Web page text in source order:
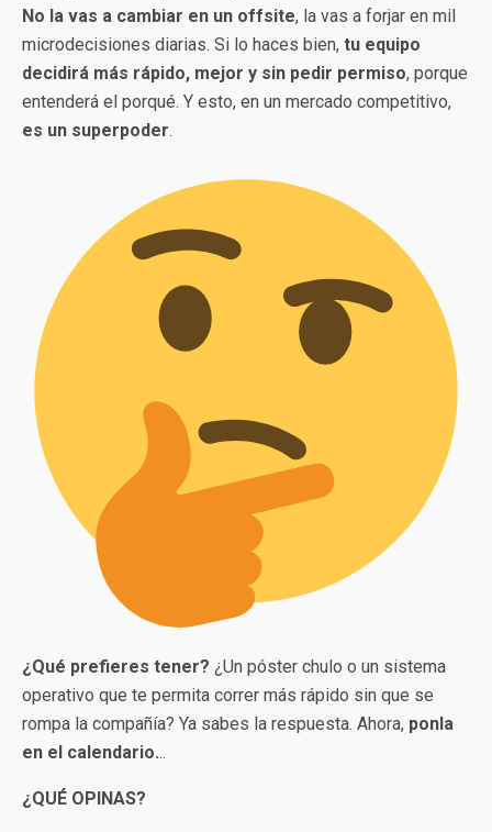
No la vas a cambiar en un offsite, la vas a forjar en mil
microdecisiones diarias. Si lo haces bien, tu equipo
decidirá más rápido, mejor y sin pedir permiso, porque
entenderá el porqué. Y esto, en un mercado competitivo,
es un superpoder.
¿Qué prefieres tener? ¿Un póster chulo o un sistema
operativo que te permita correr más rápido sin que se
rompa la compañía? Ya sabes la respuesta. Ahora, ponla
en el calendario...
¿QUÉ OPINAS?